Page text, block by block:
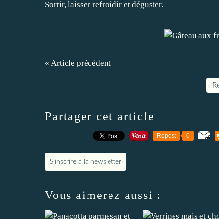
Sortir, laisser refroidir et déguster.
« Article précédent
Partager cet article
Repost 0
S'inscrire à la newsletter
Vous aimerez aussi :